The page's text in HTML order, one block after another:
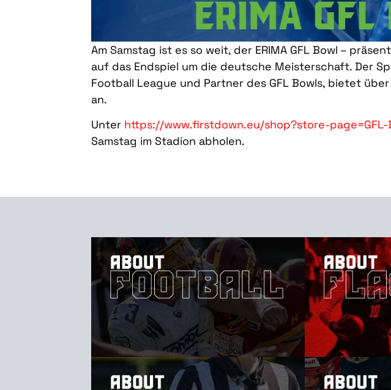
Am Samstag ist es so weit, der ERIMA GFL Bowl –
auf das Endspiel um die deutsche Meisterschaft. Der
Football League und Partner des GFL Bowls, bietet
an.
Unter https://www.firstdown.eu/shop?store-page=GFL-
Samstag im Stadion abholen.